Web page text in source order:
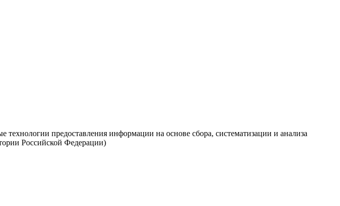
технологии предоставления информации на основе сбора, систематизации и анализа
Российской Федерации)